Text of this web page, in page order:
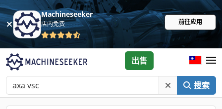
Machineseeker
店内免费 前往应用
搜索
出售